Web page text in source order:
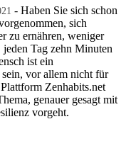
- Haben Sie sich schon
sich
zu ernähren, weniger
Tag zehn Minuten
ist ein
vor allem nicht für
Zenhabits.net
genauer gesagt mit
vorgeht.